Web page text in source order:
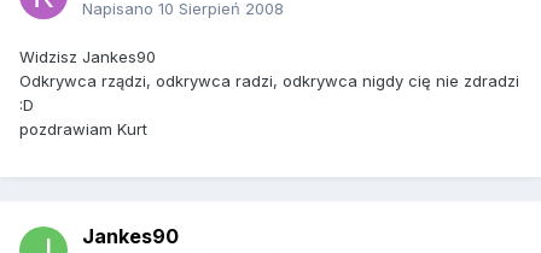
Napisano 10 Sierpień 2008
Widzisz Jankes90
Odkrywca rządzi, odkrywca radzi, odkrywca nigdy cię nie zdradzi
:D
pozdrawiam Kurt
Jankes90